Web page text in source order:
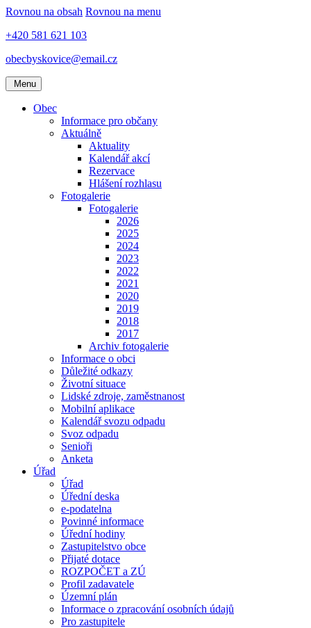
Rovnou na obsah Rovnou na menu
+420 581 621 103
obecbyskovice@email.cz
Menu
Obec
Informace pro občany
Aktuálně
Aktuality
Kalendář akcí
Rezervace
Hlášení rozhlasu
Fotogalerie
Fotogalerie
2026
2025
2024
2023
2022
2021
2020
2019
2018
2017
Archiv fotogalerie
Informace o obci
Důležité odkazy
Životní situace
Lidské zdroje, zaměstnanost
Mobilní aplikace
Kalendář svozu odpadu
Svoz odpadu
Senioři
Anketa
Úřad
Úřad
Úřední deska
e-podatelna
Povinné informace
Úřední hodiny
Zastupitelstvo obce
Přijaté dotace
ROZPOČET a ZÚ
Profil zadavatele
Územní plán
Informace o zpracování osobních údajů
Pro zastupitele